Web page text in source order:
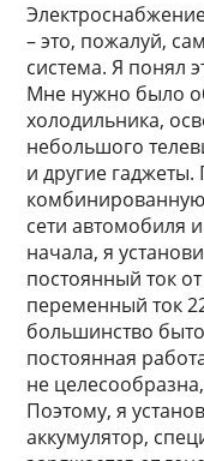
– это, пожалуй,
система. Я понял
Мне нужно было
холодильника,
небольшого
и другие
комбинированную
сети автомобиля
начала, я
постоянный ток
переменный ток
большинство
постоянная
не
Поэтому, я
аккумулятор,